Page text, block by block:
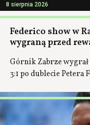
8 sierpnia 2026
Federico show w
wygraną przed
Górnik Zabrze
3:1 po dublecie Petera